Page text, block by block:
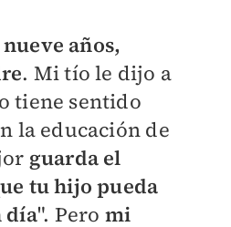
años,
. Mi tío le dijo a
tiene sentido
la educación de
guarda el
tu hijo pueda
día". Pero mi